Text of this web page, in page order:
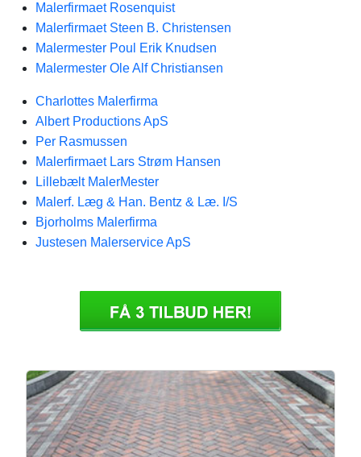
Malerfirmaet Rosenquist
Malerfirmaet Steen B. Christensen
Malermester Poul Erik Knudsen
Malermester Ole Alf Christiansen
Charlottes Malerfirma
Albert Productions ApS
Per Rasmussen
Malerfirmaet Lars Strøm Hansen
Lillebælt MalerMester
Malerf. Læg & Han. Bentz & Læ. I/S
Bjorholms Malerfirma
Justesen Malerservice ApS